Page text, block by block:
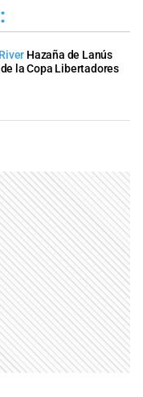
Hazaña de Lanús
la Copa Libertadores